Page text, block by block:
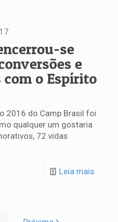
se
e
com o Espírito
2016 do Camp Brasil foi
qualquer um gostaria
72 vidas
Leia mais